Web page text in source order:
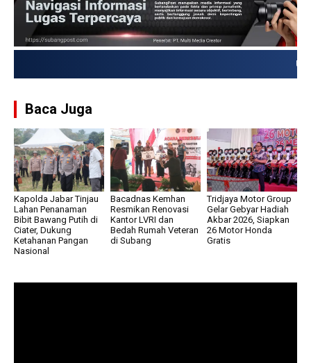
Baca Juga
Kapolda Jabar Tinjau
Lahan Penanaman
Bibit Bawang Putih di
Ciater, Dukung
Ketahanan Pangan
Nasional
Bacadnas Kemhan
Resmikan Renovasi
Kantor LVRI dan
Bedah Rumah Veteran
di Subang
Tridjaya Motor Group
Gelar Gebyar Hadiah
Akbar 2026, Siapkan
26 Motor Honda
Gratis